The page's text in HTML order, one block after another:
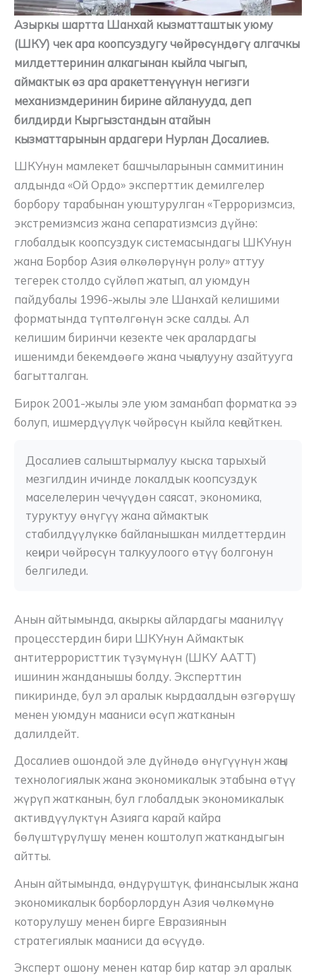
Азыркы шартта Шанхай кызматташтык уюму
(ШКУ) чек ара коопсуздугу чөйрөсүндөгү алгачкы
милдеттеринин алкагынан кыйла чыгып,
аймактык өз ара аракеттенүүнүн негизги
механизмдеринин бирине айланууда, деп
билдирди Кыргызстандын атайын
кызматтарынын ардагери Нурлан Досалиев.
ШКУнун мамлекет башчыларынын саммитинин
алдында «Ой Ордо» эксперттик демилгелер
борбору тарабынан уюштурулган «Терроризмсиз,
экстремизмсиз жана сепаратизмсиз дүйнө:
глобалдык коопсуздук системасындагы ШКУнун
жана Борбор Азия өлкөлөрүнүн ролу» аттуу
тегерек столдо сүйлөп жатып, ал уюмдун
пайдубалы 1996-жылы эле Шанхай келишими
форматында түптөлгөнүн эске салды. Ал
келишим биринчи кезекте чек аралардагы
ишенимди бекемдөөгө жана чыңалууну азайтууга
багытталган.
Бирок 2001-жылы эле уюм заманбап форматка ээ
болуп, ишмердүүлүк чөйрөсүн кыйла кеңейткен.
Досалиев салыштырмалуу кыска тарыхый
мезгилдин ичинде локалдык коопсуздук
маселелерин чечүүдөн саясат, экономика,
туруктуу өнүгүү жана аймактык
стабилдүүлүккө байланышкан милдеттердин
кеңири чөйрөсүн талкуулоого өтүү болгонун
белгиледи.
Анын айтымында, акыркы айлардагы маанилүү
процесстердин бири ШКУнун Аймактык
антитеррористтик түзүмүнүн (ШКУ ААТТ)
ишинин жанданышы болду. Эксперттин
пикиринде, бул эл аралык кырдаалдын өзгөрүшү
менен уюмдун мааниси өсүп жатканын
далилдейт.
Досалиев ошондой эле дүйнөдө өнүгүүнүн жаңы
технологиялык жана экономикалык этабына өтүү
жүрүп жатканын, бул глобалдык экономикалык
активдүүлүктүн Азияга карай кайра
бөлүштүрүлүшү менен коштолуп жаткандыгын
айтты.
Анын айтымында, өндүрүштүк, финансылык жана
экономикалык борборлордун Азия чөлкөмүнө
которулушу менен бирге Евразиянын
стратегиялык мааниси да өсүүдө.
Эксперт ошону менен катар бир катар эл аралык